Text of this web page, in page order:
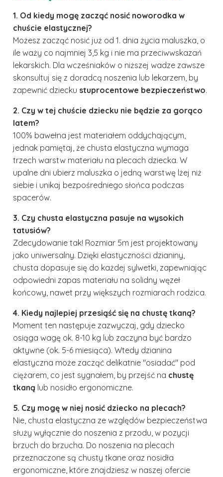
1. Od kiedy mogę zacząć nosić noworodka w
chuście elastycznej?
Możesz zacząć nosić już od 1. dnia życia maluszka, o
ile waży co najmniej 3,5 kg i nie ma przeciwwskazań
lekarskich. Dla wcześniaków o niższej wadze zawsze
skonsultuj się z doradcą noszenia lub lekarzem, by
zapewnić dziecku stuprocentowe bezpieczeństwo.
2. Czy w tej chuście dziecku nie będzie za gorąco
latem?
100% bawełna jest materiałem oddychającym,
jednak pamiętaj, że chusta elastyczna wymaga
trzech warstw materiału na plecach dziecka. W
upalne dni ubierz maluszka o jedną warstwę lżej niż
siebie i unikaj bezpośredniego słońca podczas
spacerów.
3. Czy chusta elastyczna pasuje na wysokich
tatusiów?
Zdecydowanie tak! Rozmiar 5m jest projektowany
jako uniwersalny. Dzięki elastyczności dzianiny,
chusta dopasuje się do każdej sylwetki, zapewniając
odpowiedni zapas materiału na solidny węzeł
końcowy, nawet przy większych rozmiarach rodzica.
4. Kiedy najlepiej przesiąść się na chustę tkaną?
Moment ten następuje zazwyczaj, gdy dziecko
osiąga wagę ok. 8-10 kg lub zaczyna być bardzo
aktywne (ok. 5-6 miesiąca). Wtedy dzianina
elastyczna może zacząć delikatnie "osiadać" pod
ciężarem, co jest sygnałem, by przejść na chustę
tkaną lub nosidło ergonomiczne.
5. Czy mogę w niej nosić dziecko na plecach?
Nie, chusta elastyczna ze względów bezpieczeństwa
służy wyłącznie do noszenia z przodu, w pozycji
brzuch do brzucha. Do noszenia na plecach
przeznaczone są chusty tkane oraz nosidła
ergonomiczne, które znajdziesz w naszej ofercie